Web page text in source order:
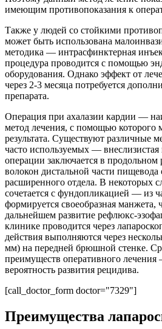
имеющим противопоказания к
Также у людей со стойкими
может быть использована
методика — интрасфинктерная
процедура проводится с помощью
оборудования. Однако эффект от
через 2-3 месяца потребуется
препарата.
Операция при ахалазии кардии —
метод лечения, с помощью которого
результата. Существуют различные
часто используемых —
операции заключается в
волокон дистальной части пищевода
расширенного отдела. В некоторых
сочетается с фундопликацией — из
формируется своеобразная манжета,
дальнейшем развитие рефлюкс-
клинике проводится через
действия выполняются через
мм) на передней брюшной стенке.
преимуществ оперативного
вероятность развития рецидива.
[call_doctor_form doctor="7329"]
Преимущества